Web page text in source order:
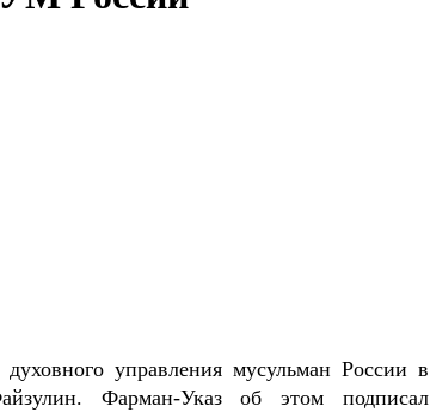
управления мусульман России в
Фарман-Указ об этом подписал